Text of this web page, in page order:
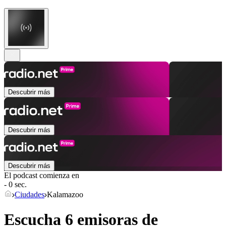
Descubrir más
Descubrir más
Descubrir más
El podcast comienza en
- 0 sec.
Ciudades Kalamazoo
Escucha 6 emisoras de